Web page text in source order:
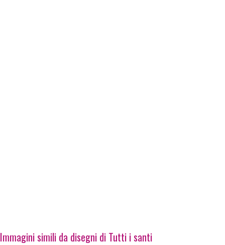
Immagini simili da disegni di Tutti i santi